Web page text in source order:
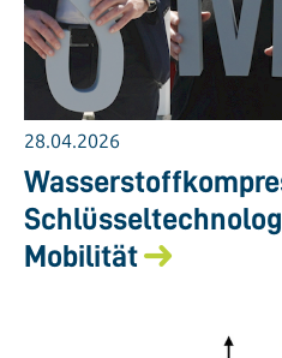
28.04.2026
Mobilität